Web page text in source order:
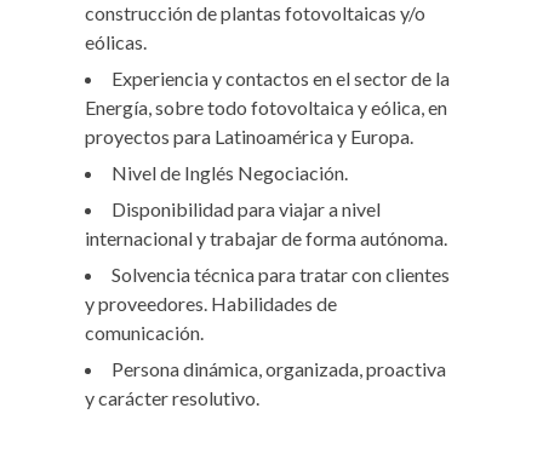
construcción de plantas fotovoltaicas y/o
eólicas.
Experiencia y contactos en el sector de la
Energía, sobre todo fotovoltaica y eólica, en
proyectos para Latinoamérica y Europa.
Nivel de Inglés Negociación.
Disponibilidad para viajar a nivel
internacional y trabajar de forma autónoma.
Solvencia técnica para tratar con clientes
y proveedores. Habilidades de
comunicación.
Persona dinámica, organizada, proactiva
y carácter resolutivo.